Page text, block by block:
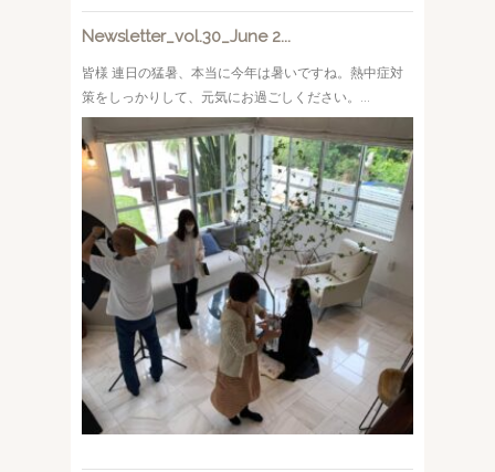
Newsletter_vol.30_June 2...
皆様 連日の猛暑、本当に今年は暑いですね。熱中症対
策をしっかりして、元気にお過ごしください。...